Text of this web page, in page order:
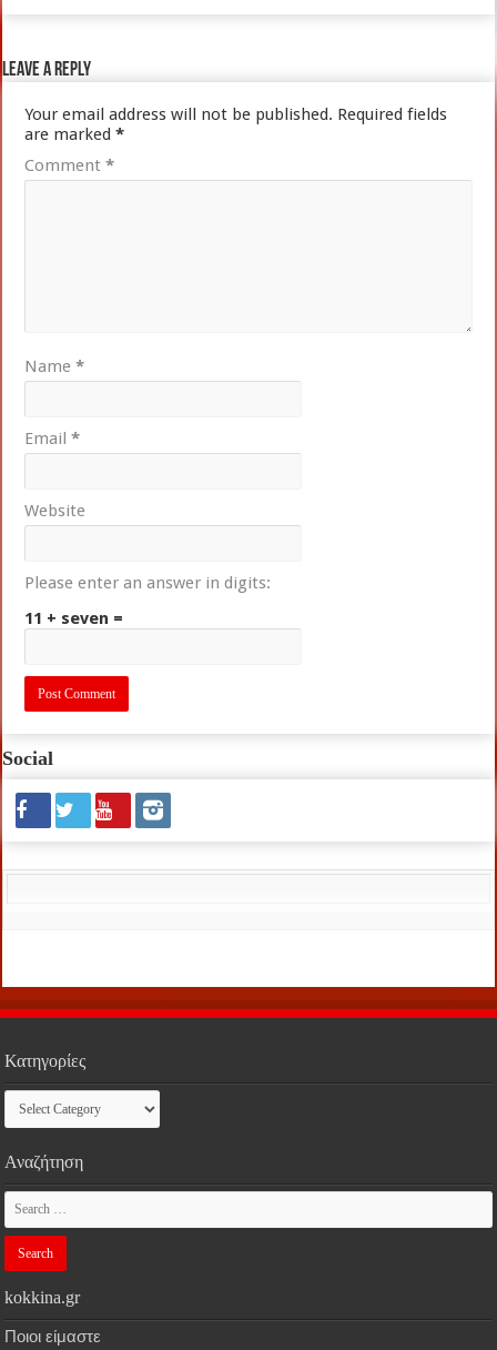
Leave a Reply
Your email address will not be published. Required fields
are marked*
Comment*
Name*
Email*
Website
Please enter an answer in digits:
11 + seven =
Social
Κατηγορίες
Κατηγορίες
Αναζήτηση
kokkina.gr
Ποιοι είμαστε